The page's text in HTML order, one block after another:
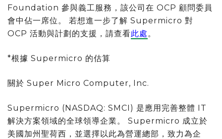
Foundation 參與義工服務，該公司在 OCP 顧問委員
會中佔一席位。 若想進一步了解 Supermicro 對
OCP 活動與計劃的支援，請查看此處 。
*根據 Supermicro 的估算
關於 Super Micro Computer, Inc.
Supermicro (NASDAQ: SMCI) 是應用完善整體 IT
解決方案領域的全球領導企業。 Supermicro 成立於
美國加州聖荷西，並選擇以此為營運總部，致力為企